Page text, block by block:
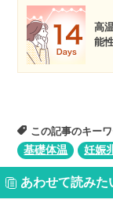
高
能
この記事のキー
基礎体温
妊娠
あわせて読みた